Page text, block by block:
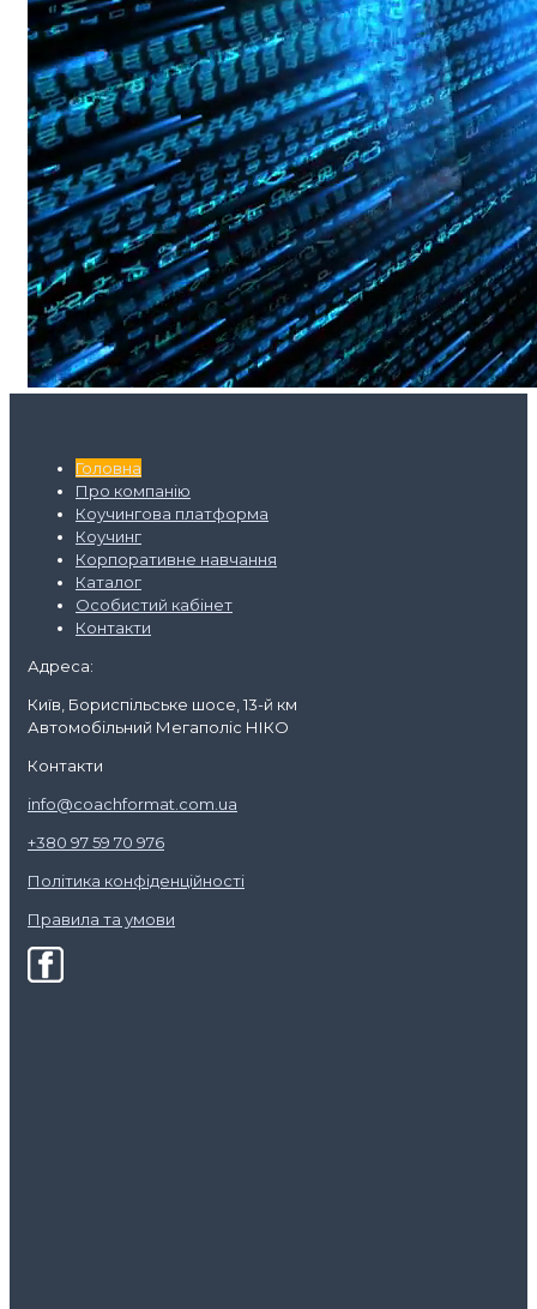
Головна
Про компанію
Коучингова платформа
Коучинг
Корпоративне навчання
Каталог
Особистий кабінет
Контакти
Адреса:
Київ, Бориспільське шосе, 13-й км
Автомобільний Мегаполіс НІКО
Контакти
info@coachformat.com.ua
+380 97 59 70 976
Політика конфіденційності
Правила та умови